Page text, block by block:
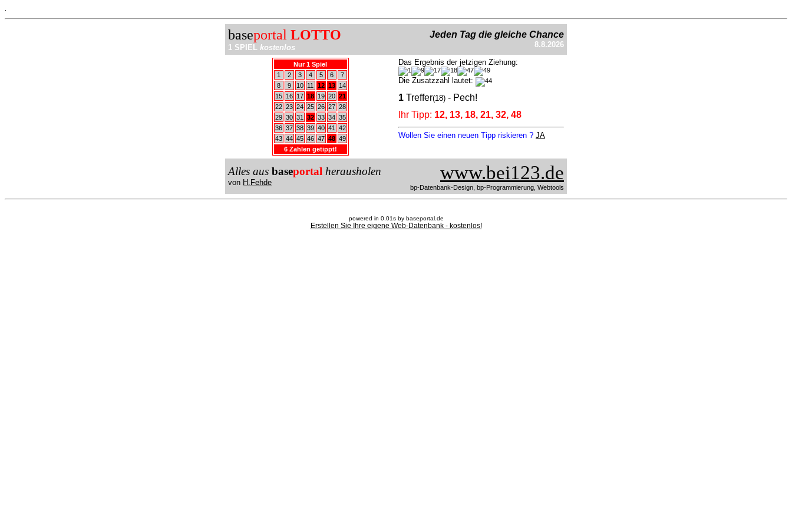
baseportal LOTTO
1 SPIEL kostenlos
Jeden Tag die gleiche Chance
8.8.2026
Nur 1 Spiel
1
2 3 4 5 6
7
8
9 10 11 12 13
14
15
16 17 18 19 20 21
22 23 24 25 26 27 28
29 30 31 32 33 34 35
36 37 38 39 40 41
42
43 44 45 46 47 48 49
6 Zahlen getippt!
Das Ergebnis der jetzigen Ziehung:
Die Zusatzzahl lautet:
1 Treffer(18) - Pech!
Ihr Tipp: 12, 13, 18, 21, 32, 48
Wollen Sie einen neuen Tipp riskieren ? JA
Alles aus baseportal herausholen
von H.Fehde www.bei123.de
bp-Datenbank-Design, bp-Programmierung, Webtools
powered in 0.01s by baseportal.de
Erstellen Sie Ihre eigene Web-Datenbank - kostenlos!